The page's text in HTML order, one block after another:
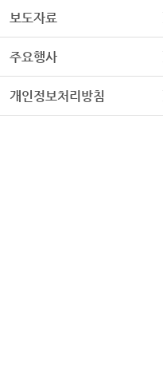
보도자료
주요행사
개인정보처리방침